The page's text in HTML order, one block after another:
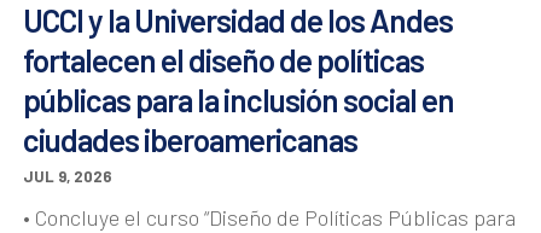
UCCI y la Universidad de los Andes
fortalecen el diseño de políticas
públicas para la inclusión social en
ciudades iberoamericanas
JUL 9, 2026
• Concluye el curso “Diseño de Políticas Públicas para